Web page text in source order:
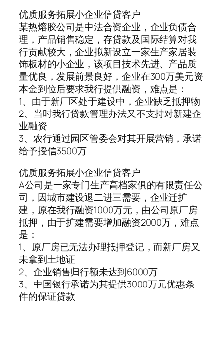
优质服务拓展小企业信贷客户
某热熔胶公司是中法合资企业，企业负债合
理，产品销售稳定，存贷款及国际结算对我
行贡献较大，企业拟新设立一家生产家居装
饰板材的小企业，该项目技术先进、产品质
量优良，发展前景良好，企业在300万美元资
本金到位后要求我行提供融资，难点是：
1、由于新厂区处于建设中，企业缺乏抵押物
2、当时我行贷款管理办法又不支持对新建企
业融资
3、农行通过园区管委会对其开展营销，承诺
给予授信3500万
优质服务拓展小企业信贷客户
A公司是一家专门生产高档家俱的有限责任公
司，因城市建设退二进三需要，企业迁扩
建，原在我行融资1000万元，由公司原厂房
抵押，由于扩建需要增加融资2000万，难点
是：
1、原厂房已无法办理抵押登记，而新厂房又
未拿到土地证
2、企业销售归行额未达到6000万
3、中国银行承诺为其提供3000万元优惠条
件的保证贷款